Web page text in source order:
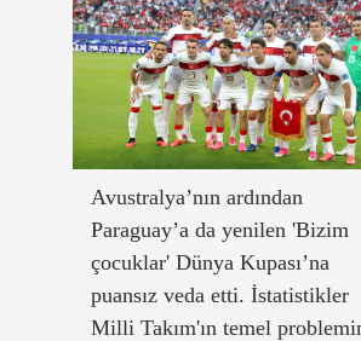
Avustralya’nın ardından
Paraguay’a da yenilen 'Bizim
çocuklar' Dünya Kupası’na
puansız veda etti. İstatistikler
Milli Takım'ın temel